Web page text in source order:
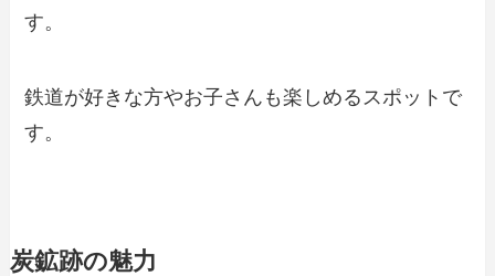
す。
鉄道が好きな方やお子さんも楽しめるスポットで
す。
炭鉱跡の魅力